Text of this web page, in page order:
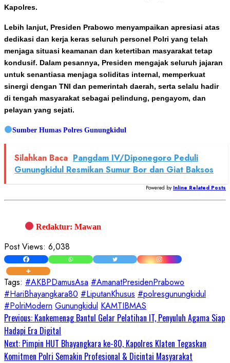
Kapolres.
Lebih lanjut, Presiden Prabowo menyampaikan apresiasi atas
dedikasi dan kerja keras seluruh personel Polri yang telah
menjaga situasi keamanan dan ketertiban masyarakat tetap
kondusif. Dalam pesannya, Presiden mengajak seluruh jajaran
untuk senantiasa menjaga soliditas internal, memperkuat
sinergi dengan TNI dan pemerintah daerah, serta selalu hadir
di tengah masyarakat sebagai pelindung, pengayom, dan
pelayan yang sejati.
Sumber Humas Polres Gunungkidul
Silahkan Baca Pangdam IV/Diponegoro Peduli
Gunungkidul Resmikan Sumur Bor dan Giat Baksos
Powered by Inline Related Posts
Redaktur: Mawan
Post Views: 6,038
Tags: #AKBPDamusAsa #AmanatPresidenPrabowo
#HariBhayangkara80 #LiputanKhusus #polresgunungkidul
#PolriModern Gunungkidul KAMTIBMAS
Continue
Reading
Previous: Kankemenag Bantul Gelar Pelatihan IT, Penyuluh Agama Siap
Hadapi Era Digital
Next: Pimpin HUT Bhayangkara ke-80, Kapolres Klaten Tegaskan
Komitmen Polri Semakin Profesional & Dicintai Masyarakat